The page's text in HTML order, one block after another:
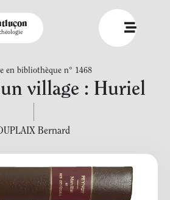
en bibliothèque n° 1468
village : Huriel
Bernard